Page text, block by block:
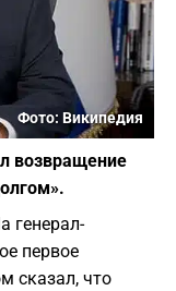
Фото: Википедия
возвращение
генерал-
первое
сказал, что